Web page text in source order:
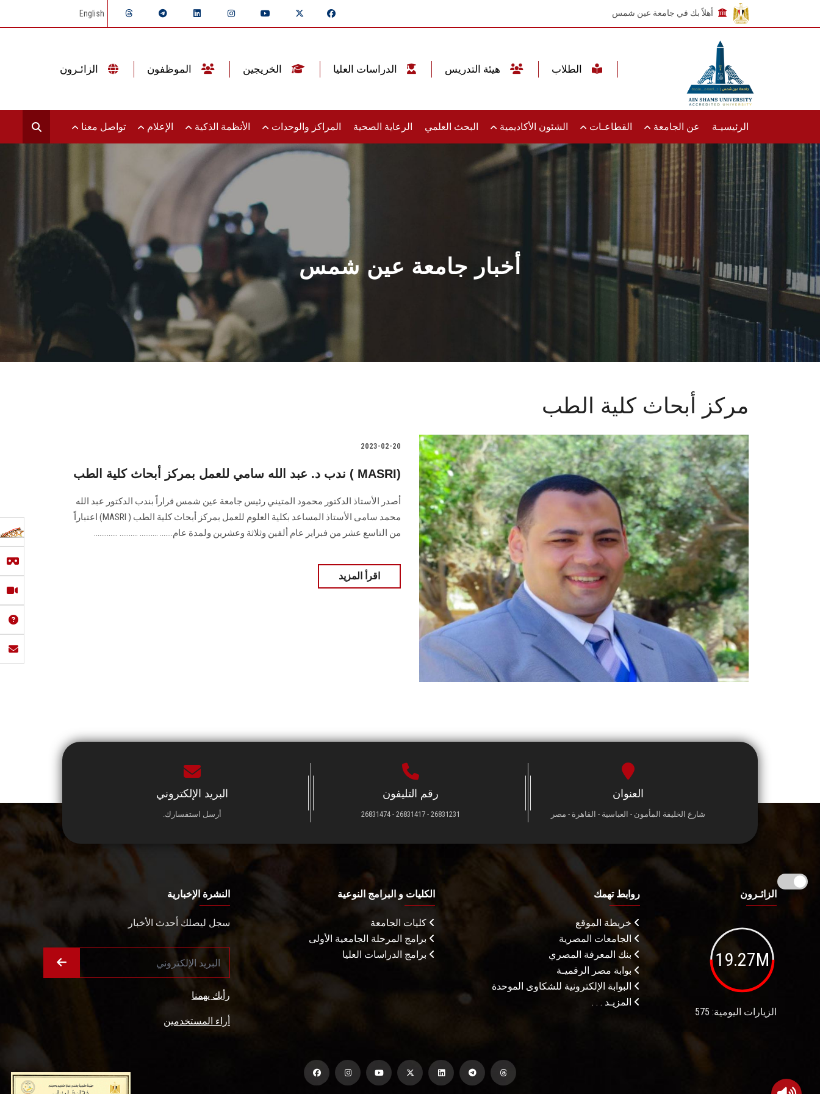
أهلاً بك في جامعة عين شمس English
الرئيسيـة عن الجامعة القطاعـات الشئون الأكاديمية البحث العلمي الرعاية الصحية المراكز والوحدات الأنظمة الذكية الإعلام تواصل معنا
أخبار جامعة عين شمس
مركز أبحاث كلية الطب
2023-02-20
ندب د. عبد الله سامي للعمل بمركز أبحاث كلية الطب ( MASRI)
أصدر الأستاذ الدكتور محمود المتيني رئيس جامعة عين شمس قراراً بندب الدكتور عبد الله
محمد سامى الأستاذ المساعد بكلية العلوم للعمل بمركز أبحاث كلية الطب ( MASRI) اعتباراً
من التاسع عشر من فبراير عام ألفين وثلاثة وعشرين ولمدة عام....... .......... .......... .............
اقرأ المزيد
العنوان
شارع الخليفة المأمون - العباسية - القاهرة - مصر
رقم التليفون
26831231 - 26831417 - 26831474
البريد الإلكتروني
أرسل استفسارك.
الزائـرون
19.27M
الزيارات اليومية: 575
روابط تهمك
خريطة الموقع
الجامعات المصرية
بنك المعرفة المصري
بوابة مصر الرقميـة
البوابة الإلكترونية للشكاوى الموحدة
المزيـد . . .
الكليات و البرامج النوعية
كليات الجامعة
برامج المرحلة الجامعية الأولى
برامج الدراسات العليا
النشرة الإخبارية
سجل ليصلك أحدث الأخبار
رأيك يهمنا
أراء المستخدمين